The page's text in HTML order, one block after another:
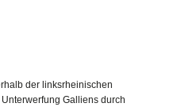
der linksrheinischen
Galliens durch